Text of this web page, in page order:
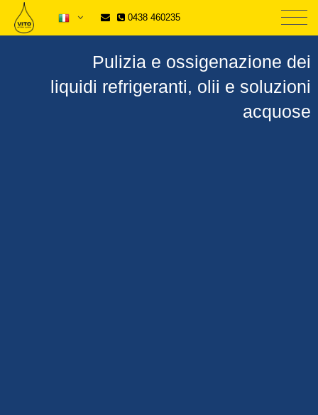
0438 460235
Pulizia e ossigenazione dei
liquidi refrigeranti, olii e soluzioni
acquose